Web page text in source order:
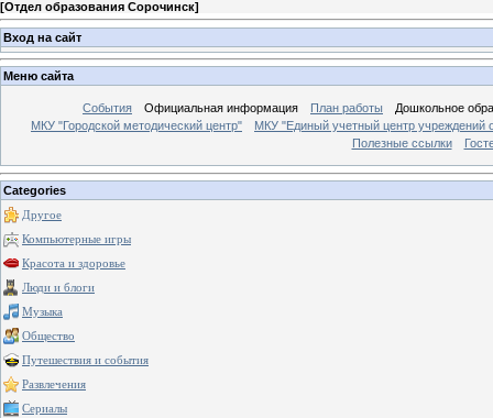
[Отдел образования Сорочинск]
Вход на сайт
Меню сайта
События Официальная информация План работы
Дошкольное
МКУ "Городской методический центр"
МКУ "Единый учетный центр учреждений
Полезные ссылки
Categories
Другое
Компьютерные игры
Красота и здоровье
Люди и блоги
Музыка
Общество
Путешествия и события
Развлечения
Сериалы